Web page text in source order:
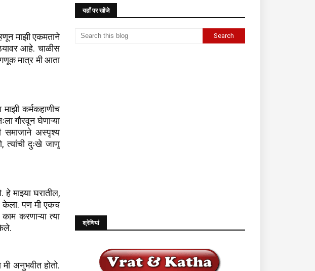
माझी एकमताने
आहे. चाळीस
मात्र मी आता
माझी कर्मकहाणीच
गौरवून घेणाऱ्या
समाजाने अस्पृश्य
त्यांची दुःखे जाणू
माझ्या घरातील,
केला. पण मी एकच
करणाऱ्या त्या
अनुभवीत होतो.
यहाँ पर खोंजे
श्रेणियां